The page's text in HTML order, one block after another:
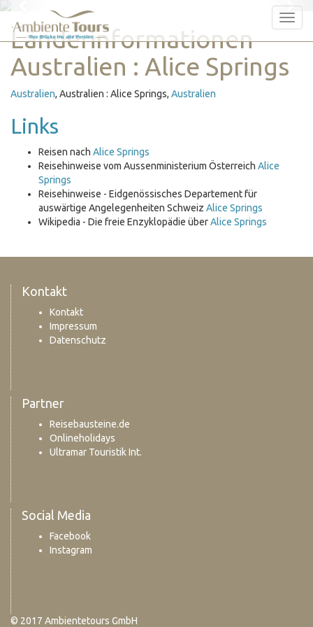
Previous
Länderinformationen
Australien : Alice Springs
Australien, Australien : Alice Springs, Australien
Links
Reisen nach Alice Springs
Reisehinweise vom Aussenministerium Österreich Alice
Springs
Reisehinweise - Eidgenössisches Departement für
auswärtige Angelegenheiten Schweiz Alice Springs
Wikipedia - Die freie Enzyklopädie überAlice Springs
Kontakt
Kontakt
Impressum
Datenschutz
Partner
Reisebausteine.de
Onlineholidays
Ultramar Touristik Int.
Social Media
Facebook
Instagram
© 2017 Ambientetours GmbH